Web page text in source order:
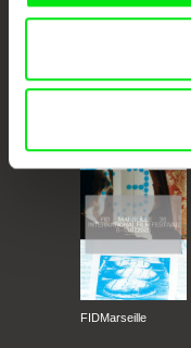
FIDMarseille